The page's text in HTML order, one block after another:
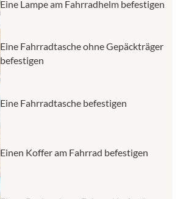
Eine Lampe am Fahrradhelm befestigen
Eine Fahrradtasche ohne Gepäckträger
befestigen
Eine Fahrradtasche befestigen
Einen Koffer am Fahrrad befestigen